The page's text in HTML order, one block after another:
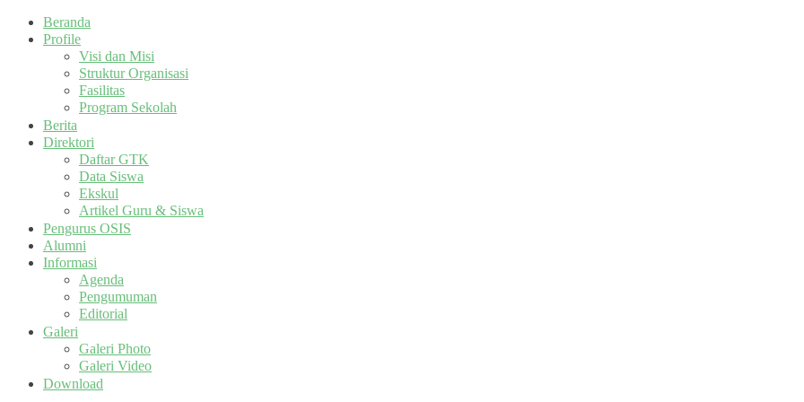
Beranda
Profile
Visi dan Misi
Struktur Organisasi
Fasilitas
Program Sekolah
Berita
Direktori
Daftar GTK
Data Siswa
Ekskul
Artikel Guru & Siswa
Pengurus OSIS
Alumni
Informasi
Agenda
Pengumuman
Editorial
Galeri
Galeri Photo
Galeri Video
Download